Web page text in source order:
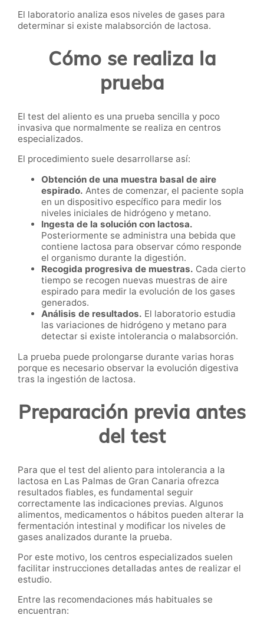
El laboratorio analiza esos niveles de gases para
determinar si existe malabsorción de lactosa.
Cómo se realiza la
prueba
El test del aliento es una prueba sencilla y poco
invasiva que normalmente se realiza en centros
especializados.
El procedimiento suele desarrollarse así:
Obtención de una muestra basal de aire
espirado. Antes de comenzar, el paciente sopla
en un dispositivo específico para medir los
niveles iniciales de hidrógeno y metano.
Ingesta de la solución con lactosa.
Posteriormente se administra una bebida que
contiene lactosa para observar cómo responde
el organismo durante la digestión.
Recogida progresiva de muestras. Cada cierto
tiempo se recogen nuevas muestras de aire
espirado para medir la evolución de los gases
generados.
Análisis de resultados. El laboratorio estudia
las variaciones de hidrógeno y metano para
detectar si existe intolerancia o malabsorción.
La prueba puede prolongarse durante varias horas
porque es necesario observar la evolución digestiva
tras la ingestión de lactosa.
Preparación previa antes
del test
Para que el test del aliento para intolerancia a la
lactosa en Las Palmas de Gran Canaria ofrezca
resultados fiables, es fundamental seguir
correctamente las indicaciones previas. Algunos
alimentos, medicamentos o hábitos pueden alterar la
fermentación intestinal y modificar los niveles de
gases analizados durante la prueba.
Por este motivo, los centros especializados suelen
facilitar instrucciones detalladas antes de realizar el
estudio.
Entre las recomendaciones más habituales se
encuentran: